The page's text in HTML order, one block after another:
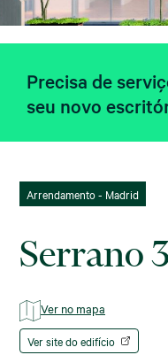
Precisa de
seu novo
Arrendamento - Madrid
Serrano
Ver no mapa
Ver site do edifício